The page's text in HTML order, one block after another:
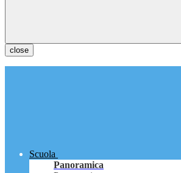
close
Scuola
Panoramica